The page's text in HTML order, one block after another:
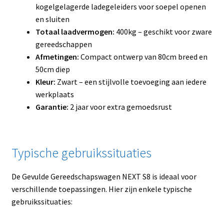
kogelgelagerde ladegeleiders voor soepel openen
en sluiten
Totaal laadvermogen: 400kg – geschikt voor zware
gereedschappen
Afmetingen: Compact ontwerp van 80cm breed en
50cm diep
Kleur: Zwart – een stijlvolle toevoeging aan iedere
werkplaats
Garantie: 2 jaar voor extra gemoedsrust
Typische gebruikssituaties
De Gevulde Gereedschapswagen NEXT S8 is ideaal voor
verschillende toepassingen. Hier zijn enkele typische
gebruikssituaties: